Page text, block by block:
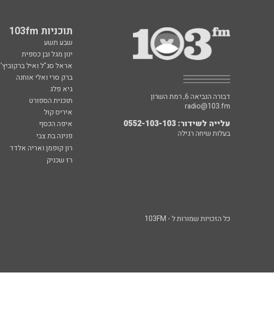
תוכניות 103fm
שבע תשע
ינון מגל ובן כספית
אראל סג"ל ואיל ברקוביץ'
ברק סרי ואלי אוחנה
גיא פלג
תוכנית הספורט
איריס קול
איפה הכסף
פנינה בת צבי
רון קופמן ואריה אלדד
רז שכניק
דבורה הנביאה 6, רמת השרון
radio@103.fm
עלייה לשידור: 0552-103-103
בעלות שיחה רגילה
כל הזכויות שמורות ל - 103FM